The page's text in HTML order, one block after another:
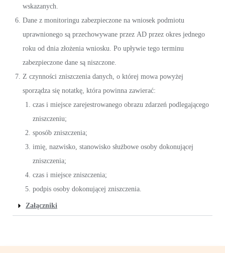
wskazanych.
Dane z monitoringu zabezpieczone na wniosek podmiotu
uprawnionego są przechowywane przez AD przez okres jednego
roku od dnia złożenia wniosku. Po upływie tego terminu
zabezpieczone dane są niszczone.
Z czynności zniszczenia danych, o której mowa powyżej
sporządza się notatkę, która powinna zawierać:
czas i miejsce zarejestrowanego obrazu zdarzeń podlegającego
zniszczeniu;
sposób zniszczenia;
imię, nazwisko, stanowisko służbowe osoby dokonującej
zniszczenia;
czas i miejsce zniszczenia;
podpis osoby dokonującej zniszczenia.
Załączniki